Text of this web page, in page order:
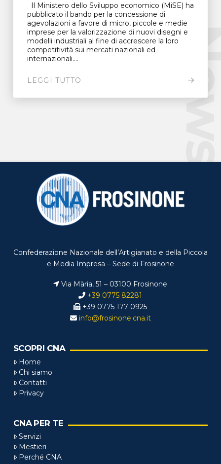
Il Ministero dello Sviluppo economico (MiSE) ha
pubblicato il bando per la concessione di
agevolazioni a favore di micro, piccole e medie
imprese per la valorizzazione di nuovi disegni e
modelli industriali al fine di accrescere la loro
competitività sui mercati nazionali ed
internazionali....
LEGGI TUTTO
Confederazione Nazionale dell’Artigianato e della Piccola
e Media Impresa – Sede di Frosinone
Via Mària, 51 – 03100 Frosinone
+39 0775 82281
+39 0775 177 0925
info@frosinone.cna.it
SCOPRI CNA
Home
Chi siamo
Contatti
Privacy
CNA PER TE
Servizi
Mestieri
Perché CNA